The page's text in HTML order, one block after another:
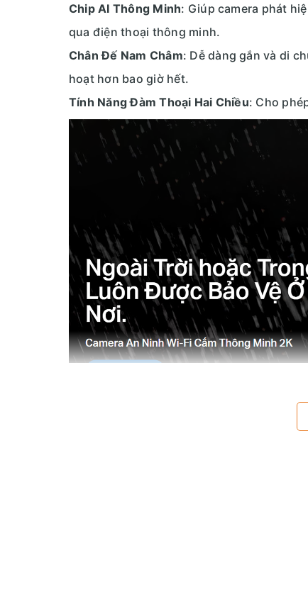
Chip AI Thông Minh: Giúp camera phát
qua điện thoại thông minh.
Chân Đế Nam Châm: Dễ dàng gắn và di
hoạt hơn bao giờ hết.
Tính Năng Đàm Thoại Hai Chiều: Cho